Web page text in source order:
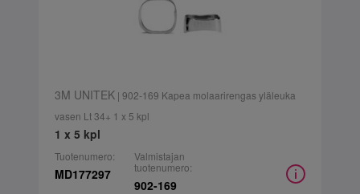
3M UNITEK| 902-169 Kapea molaarirengas yläleuka
vasen Lt 34+ 1 x 5 kpl
1 x 5 kpl
Tuotenumero:
MD177297
Valmistajan
tuotenumero:
902-169